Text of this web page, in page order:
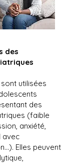
des
utilisées
des
(faible
anxiété,
avec
Elles peuvent